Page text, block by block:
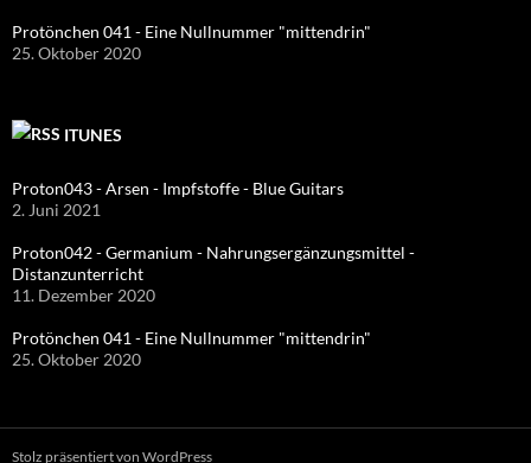
Protönchen 041 - Eine Nullnummer "mittendrin"
25. Oktober 2020
ITUNES
Proton043 - Arsen - Impfstoffe - Blue Guitars
2. Juni 2021
Proton042 - Germanium - Nahrungsergänzungsmittel -
Distanzunterricht
11. Dezember 2020
Protönchen 041 - Eine Nullnummer "mittendrin"
25. Oktober 2020
Stolz präsentiert von WordPress